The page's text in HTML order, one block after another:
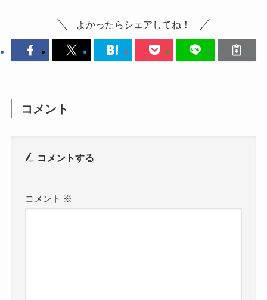
よかったらシェアしてね！
コメント
コメントする
コメント ※